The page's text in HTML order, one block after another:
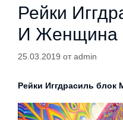
Рейки
И Женщина
25.03.2019 отadmin
Рейки Иггдрасиль